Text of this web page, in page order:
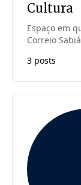
Cultura
Espaço em
Correio Sabiá
3 posts